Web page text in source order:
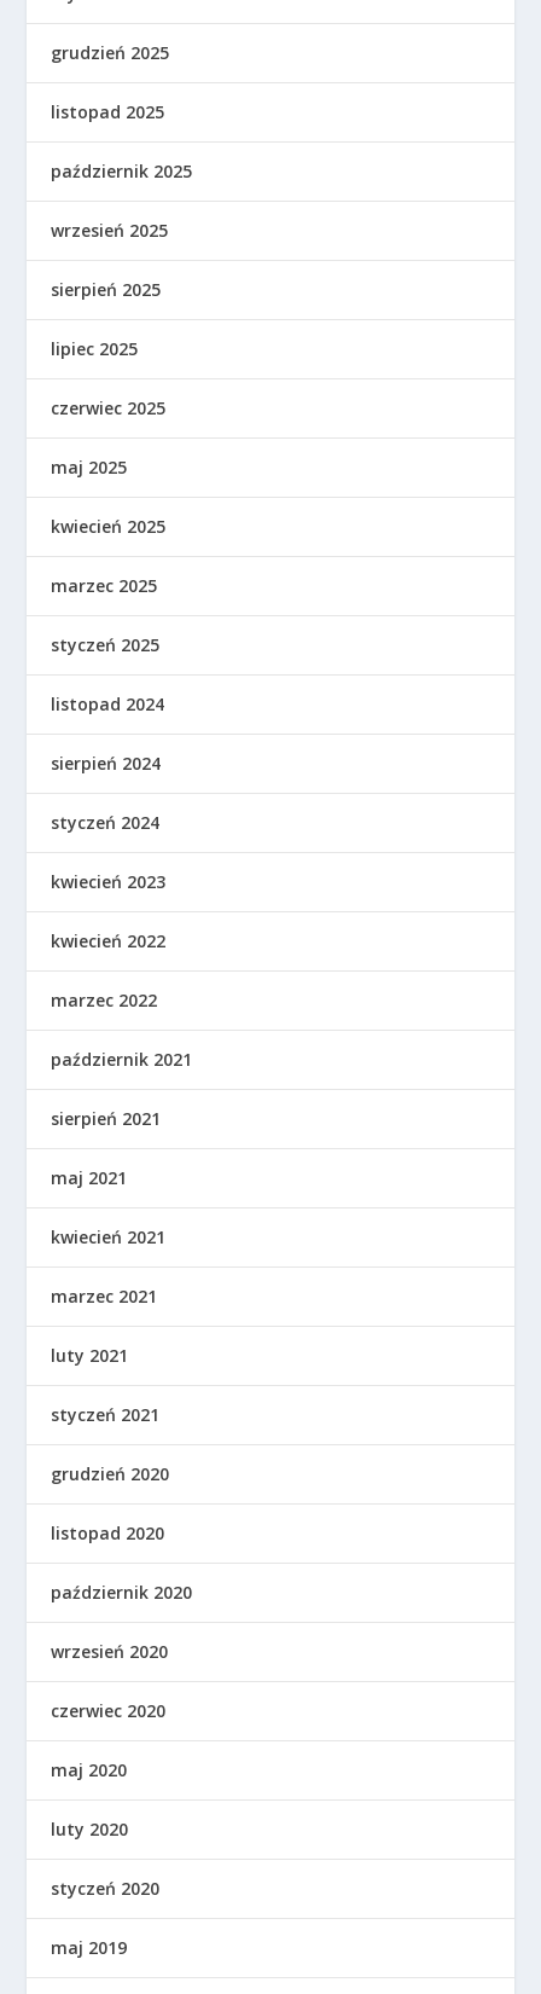
grudzień 2025
listopad 2025
październik 2025
wrzesień 2025
sierpień 2025
lipiec 2025
czerwiec 2025
maj 2025
kwiecień 2025
marzec 2025
styczeń 2025
listopad 2024
sierpień 2024
styczeń 2024
kwiecień 2023
kwiecień 2022
marzec 2022
październik 2021
sierpień 2021
maj 2021
kwiecień 2021
marzec 2021
luty 2021
styczeń 2021
grudzień 2020
listopad 2020
październik 2020
wrzesień 2020
czerwiec 2020
maj 2020
luty 2020
styczeń 2020
maj 2019